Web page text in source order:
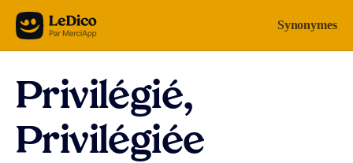
Aller au contenu Synonymes
Privilégié,
Privilégiée